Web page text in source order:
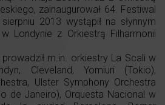
zainaugurował 64. Festiwal
2013 wystąpił na słynnym
Londynie z Orkiestrą Filharmonii
m.in. orkiestry La Scali w
Cleveland, Yomiuri (Tokio),
Ulster Symphony Orchestra
de Janeiro), Orquesta Nacional w